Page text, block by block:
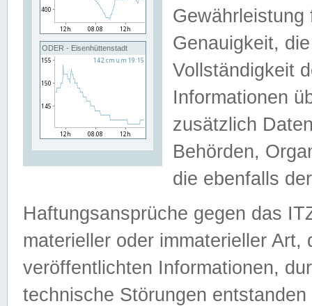
ODER - Eisenhüttenstadt
Genauigkeit,
Vollständigkeit
Informationen
zusätzlich
Behörden,
die ebenfalls
Haftungsansprüche gegen das
materieller oder immaterieller
veröffentlichten Informationen,
technische Störungen